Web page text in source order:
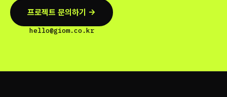
프로젝트 문의하기 →
hello@giom.co.kr